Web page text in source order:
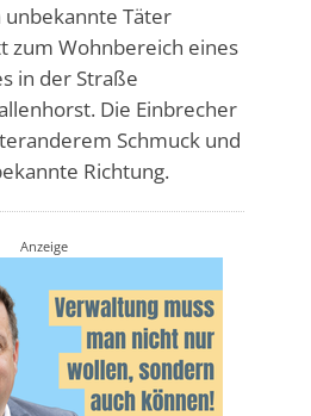
Täter
zum Wohnbereich eines
in der Straße
Die Einbrecher
Schmuck und
Richtung.
Anzeige